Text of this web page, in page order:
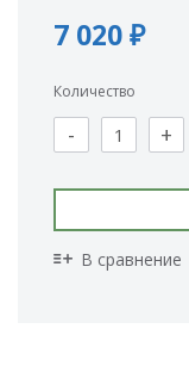
7 020 ₽
Количество
- +
В сравнение